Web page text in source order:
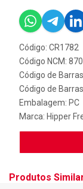
Código: CR1782
Código NCM:
Código de
Código de
Embalagem: PC
Marca: Hipper
Produtos